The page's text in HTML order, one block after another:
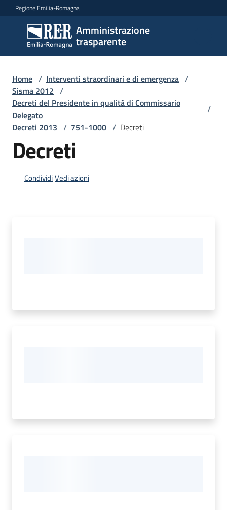
Vai al contenuto
Vai alla navigazione
Vai al footer
Regione Emilia-Romagna
Amministrazione
trasparente
Amministrazione
trasparente
Sottosezioni
Accesso
Home / Interventi straordinari e di emergenza /
Sisma 2012 /
Decreti del Presidente in qualità di Commissario
Delegato
/
Decreti 2013 / 751-1000 / Decreti
Decreti
CondividiVedi azioni